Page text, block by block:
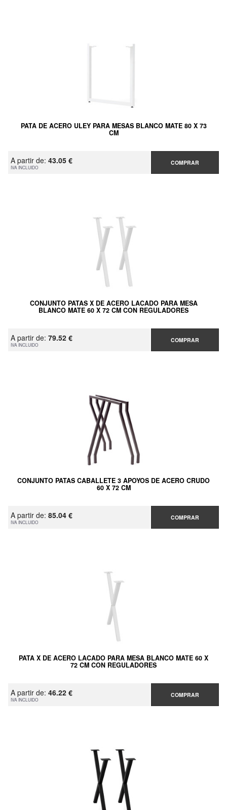
PATA DE ACERO ULEY PARA MESAS BLANCO MATE 80 X 73
CM
A partir de: 43.05 €
IVA INCLUIDO
COMPRAR
CONJUNTO PATAS X DE ACERO LACADO PARA MESA
BLANCO MATE 60 X 72 CM CON REGULADORES
A partir de: 79.52 €
IVA INCLUIDO
COMPRAR
CONJUNTO PATAS CABALLETE 3 APOYOS DE ACERO CRUDO
60 X 72 CM
A partir de: 85.04 €
IVA INCLUIDO
COMPRAR
PATA X DE ACERO LACADO PARA MESA BLANCO MATE 60 X
72 CM CON REGULADORES
A partir de: 46.22 €
IVA INCLUIDO
COMPRAR